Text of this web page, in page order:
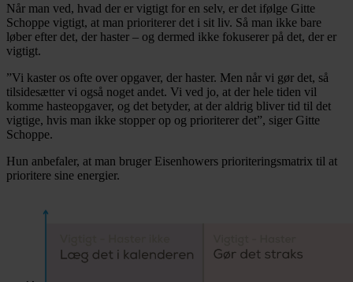
Når man ved, hvad der er vigtigt for en selv, er det ifølge Gitte
Schoppe vigtigt, at man prioriterer det i sit liv. Så man ikke bare
løber efter det, der haster – og dermed ikke fokuserer på det, der er
vigtigt.
”Vi kaster os ofte over opgaver, der haster. Men når vi gør det, så
tilsidesætter vi også noget andet. Vi ved jo, at der hele tiden vil
komme hasteopgaver, og det betyder, at der aldrig bliver tid til det
vigtige, hvis man ikke stopper op og prioriterer det”, siger Gitte
Schoppe.
Hun anbefaler, at man bruger Eisenhowers prioriteringsmatrix til at
prioritere sine energier.